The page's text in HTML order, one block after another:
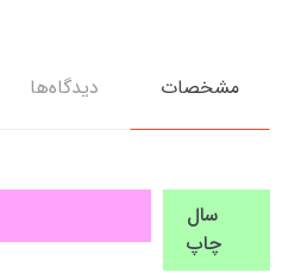
مشخصات دیدگاه‌ها
سال
چاپ